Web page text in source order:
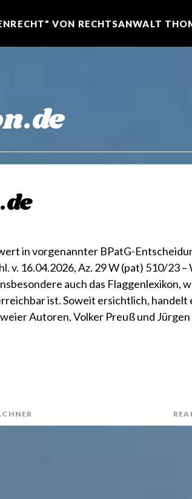
VON RECHTSANWALT
in vorgenannter BPatG-
v. 16.04.2026, Az. 29 W (pat) 510/23 –
auch das Flaggenlexikon,
ist. Soweit ersichtlich, handelt
Autoren, Volker Preuß und